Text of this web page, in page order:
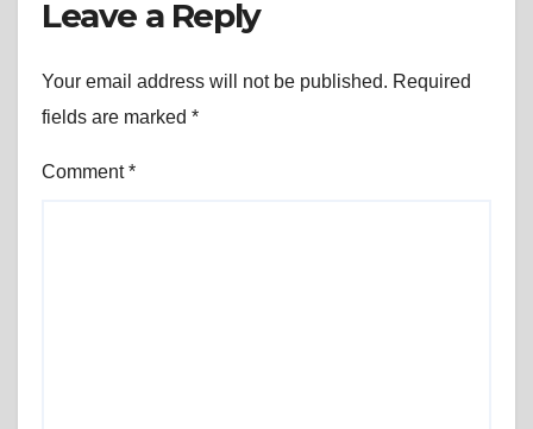
Leave a Reply
Your email address will not be published. Required
fields are marked *
Comment*